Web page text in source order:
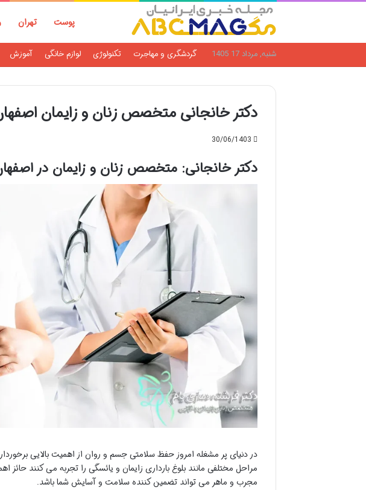
پوست تهران
شنبه, مرداد 17 1405 گردشگری و مهاجرت تکنولوژی لوازم خانگی آموزش
دکتر خانجانی متخصص زنان و زایمان
30/06/1403
دکتر خانجانی: متخصص زنان و زایمان در
در دنیای پر مشغله امروز حفظ سلامتی جسم و روان از اهمیت بالایی
مراحل مختلفی مانند بلوغ بارداری زایمان و یائسگی را تجربه می کنند
مجرب و ماهر می تواند تضمین کننده سلامت و آسایش شما باشد.